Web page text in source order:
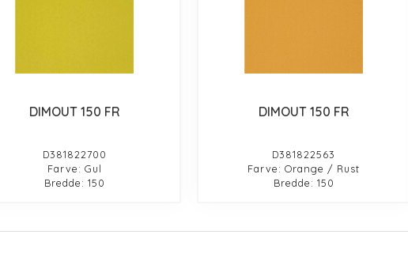
DIMOUT 150 FR
D381822700
Farve: Gul
Bredde: 150
DIMOUT 150 FR
D381822563
Farve: Orange / Rust
Bredde: 150